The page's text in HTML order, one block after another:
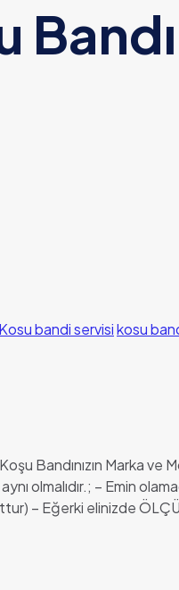
Kosu bandi servisikosu
Bandınızın Marka ve
olmalıdır.; – Emin
– Eğerki elinizde